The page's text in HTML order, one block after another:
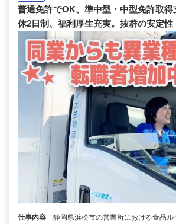
普通免許でOK、準中型・中型免許取得
休2日制、福利厚生充実。抜群の安定性
仕事内容
静岡県浜松市の営業所における食品